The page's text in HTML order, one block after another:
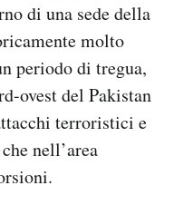
di una sede della
molto
periodo di tregua,
ovest del Pakistan
terroristici e
nell’area